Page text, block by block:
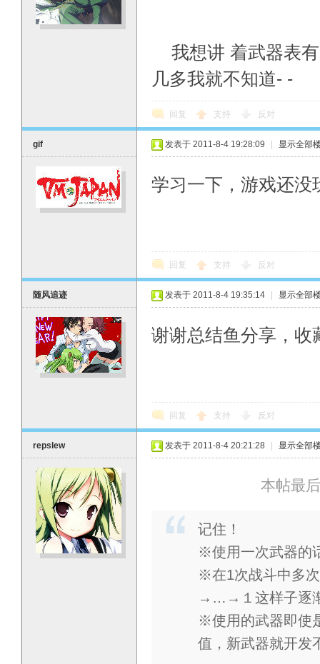
我想讲 着武器表有
几多我就不知道- -
回复 支持 反对
gif 发表于 2011-8-4 19:28:09 显示全部
学习一下，游戏还没
回复 支持 反对
随风追迹 发表于 2011-8-4 19:35:14 显示全部
谢谢总结鱼分享，收
回复 支持 反对
repslew 发表于 2011-8-4 20:21:28 显示全部
本帖最
记住！
※使用一次武器的
※在1次战斗中多
→…→１这样子逐
※使用的武器即使
值，新武器就开发